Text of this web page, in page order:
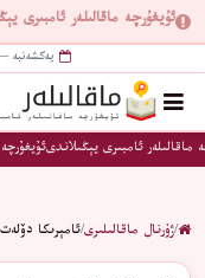
ئۇيغۇرچە ماقالىلەر ئامبىرى
يەكشەنبە — 9 ئاۋغۇست 2026 | ھ 24 سەفەر
ماقالىلەر ئامبىرى يېڭىلاندى
/ژۇرنال ماقالىلىرى/ﺋﺎﻣﯧﺮﯨﻜﺎ